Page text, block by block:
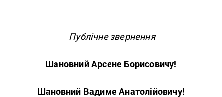
Публічне звернення
Шановний Арсене Борисовичу!
Шановний Вадиме Анатолійовичу!